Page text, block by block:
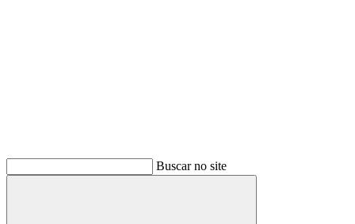
Buscar no site